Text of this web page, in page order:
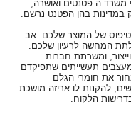
ה פטנטים ואושרה,
של המוצר שלכם. אב
לתת המחשה לרעיון שלכם.
ומשרתת חברות
תעשייתים שתפיקדם
את חומרי הגלם
להקנות לו אריזה מושכת
הלקוח.